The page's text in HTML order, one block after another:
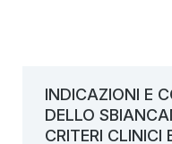
INDICAZIONI E
DELLO
CRITERI CLINICI